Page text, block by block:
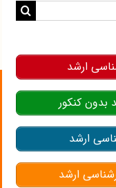
ارشد
بدون کنکور
ارشد
ارشد